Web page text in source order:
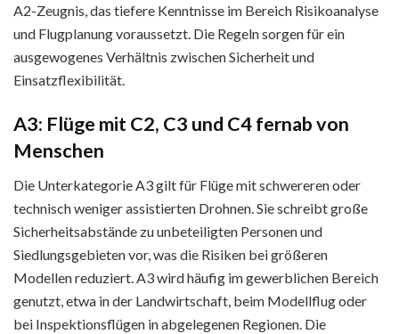
A2-Zeugnis, das tiefere Kenntnisse im Bereich Risikoanalyse
und Flugplanung voraussetzt. Die Regeln sorgen für ein
ausgewogenes Verhältnis zwischen Sicherheit und
Einsatzflexibilität.
A3: Flüge mit C2, C3 und C4 fernab von
Menschen
Die Unterkategorie A3 gilt für Flüge mit schwereren oder
technisch weniger assistierten Drohnen. Sie schreibt große
Sicherheitsabstände zu unbeteiligten Personen und
Siedlungsgebieten vor, was die Risiken bei größeren
Modellen reduziert. A3 wird häufig im gewerblichen Bereich
genutzt, etwa in der Landwirtschaft, beim Modellflug oder
bei Inspektionsflügen in abgelegenen Regionen. Die